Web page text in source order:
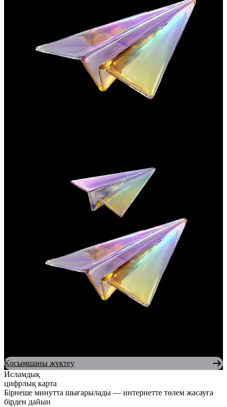
Қосымшаны жүктеу
Исламдық
цифрлық карта
Бірнеше минутта шығарылады — интернетте төлем жасауға
бірден дайын